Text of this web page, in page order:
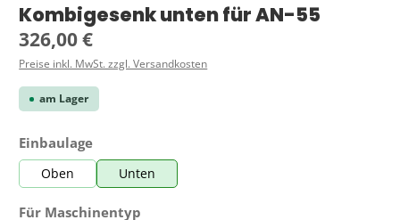
Kombigesenk unten für AN-55
Regulärer Preis:
326,00 €
Preise inkl. MwSt. zzgl. Versandkosten
am Lager
Einbaulageauswählen
Oben Unten
Für Maschinentyp